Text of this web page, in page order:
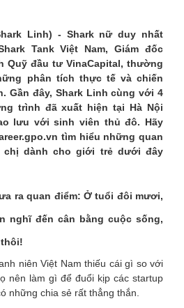
Linh) - Shark nữ duy nhất
Tank Việt Nam, Giám đốc
Quỹ đầu tư VinaCapital, thường
phân tích thực tế và chiến
Gần đây, Shark Linh cùng với 4
trình đã xuất hiện tại Hà Nội
lưu với sinh viên thủ đô. Hãy
tìm hiểu những quan
chị dành cho giới trẻ dưới đây
ra quan điểm: Ở tuổi đôi mươi,
nghĩ đến cân bằng cuộc sống,
niên Việt Nam thiếu cái gì so với
nên làm gì để đuổi kịp các startup
những chia sẻ rất thẳng thắn.